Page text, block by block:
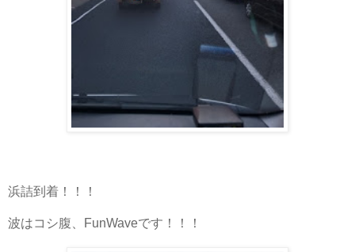
浜詰到着！！！
波はコシ腹、FunWaveです！！！